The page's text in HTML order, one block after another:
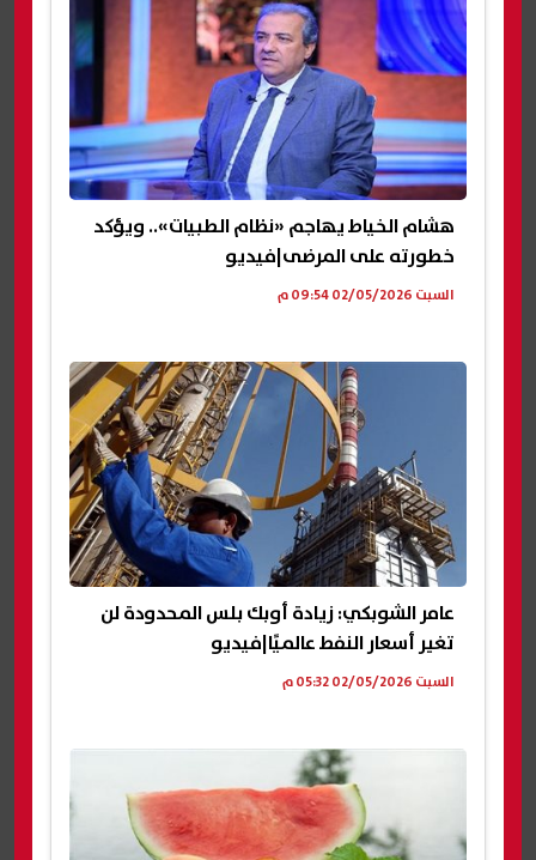
هشام الخياط يهاجم «نظام الطبيات».. ويؤكد
خطورته على المرضى|فيديو
السبت 02/05/2026 09:54 م
عامر الشوبكي: زيادة أوبك بلس المحدودة لن
تغير أسعار النفط عالميًا|فيديو
السبت 02/05/2026 05:32 م